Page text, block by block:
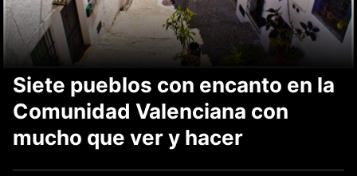
Siete pueblos con encanto en la
Comunidad Valenciana con
mucho que ver y hacer